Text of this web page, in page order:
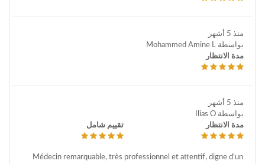
منذ 5 أشهر
بواسطة Mohammed Amine L
مدة الانتظار
منذ 5 أشهر
بواسطة Ilias O
مدة الانتظار
تقييم شامل
Médecin remarquable, très professionnel et attentif, digne d’un